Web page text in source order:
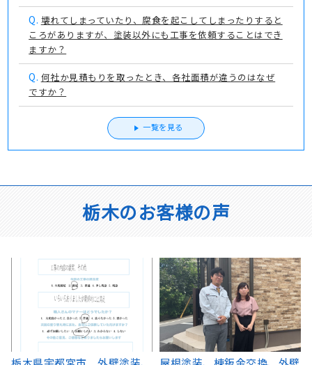
Q. 壊れてしまっていたり、腐食を起こしてしまったりすると
ころがありますが、塗装以外にも工事を依頼することはでき
ますか？
Q. 何社か見積もりを取ったとき、各社面積が違うのはなぜ
ですか？
一覧を見る
栃木のお客様の声